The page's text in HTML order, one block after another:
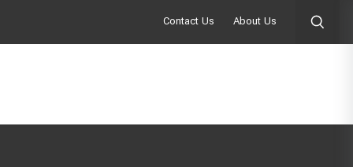
Contact Us About Us